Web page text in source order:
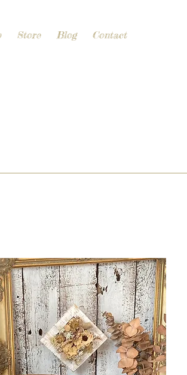
Store Blog Contact